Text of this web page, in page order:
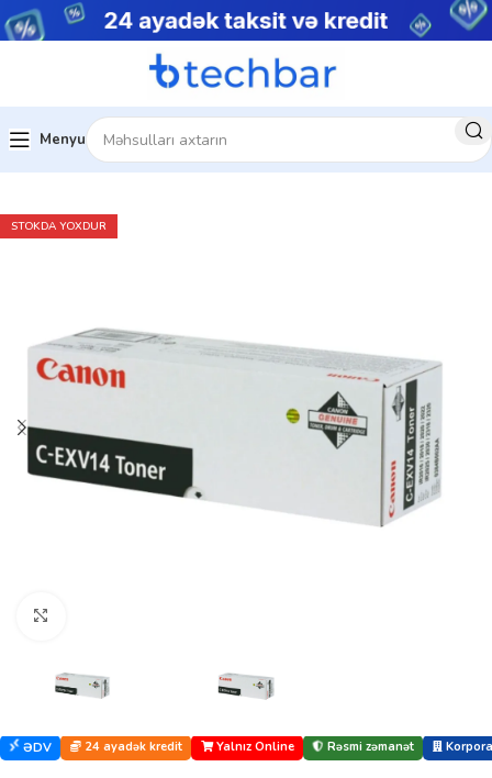
Menyu
Ev Kartric
STOKDA YOXDUR
ƏDV 24 ayadək kredit Yalnız Online Rəsmi zəmanət